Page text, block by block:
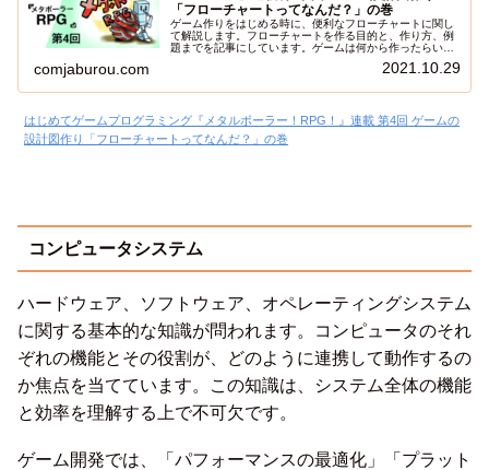
「フローチャートってなんだ？」の巻
ゲーム作りをはじめる時に、便利なフローチャートに関し
て解説します。フローチャートを作る目的と、作り方、例
題までを記事にしています。ゲームは何から作ったらいい
comjaburou.com 2021.10.29
はじめてゲームプログラミング『メタルボーラー！RPG！』連載 第4回 ゲームの
設計図作り「フローチャートってなんだ？」の巻
コンピュータシステム
ハードウェア、ソフトウェア、オペレーティングシステム
に関する基本的な知識が問われます。コンピュータのそれ
ぞれの機能とその役割が、どのように連携して動作するの
か焦点を当てています。この知識は、システム全体の機能
と効率を理解する上で不可欠です。
ゲーム開発では、「パフォーマンスの最適化」「プラット